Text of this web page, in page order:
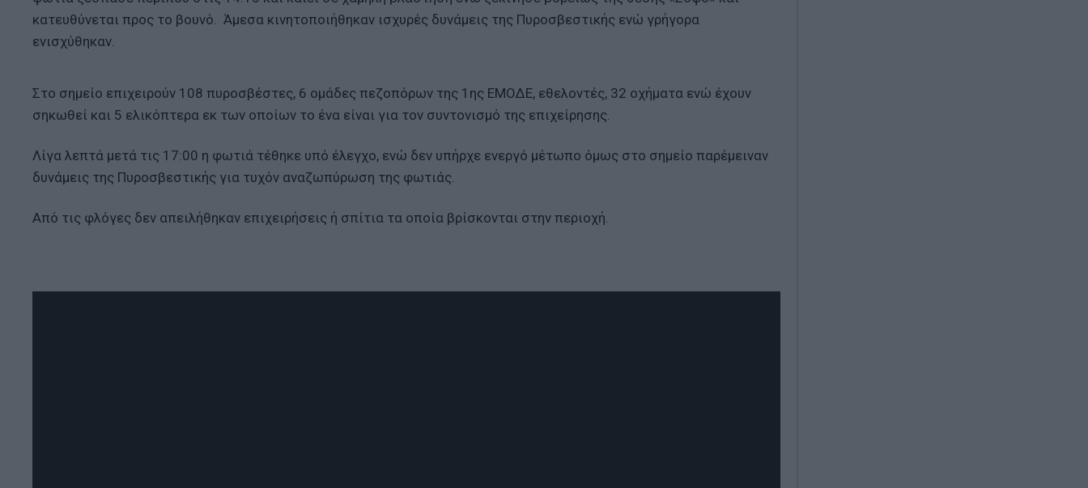
κατευθύνεται προς το βουνό. Άμεσα κινητοποιήθηκαν ισχυρές δυνάμεις της Πυροσβεστικής ενώ γρήγορα
ενισχύθηκαν.
Στο σημείο επιχειρούν 108 πυροσβέστες, 6 ομάδες πεζοπόρων της 1ης ΕΜΟΔΕ, εθελοντές, 32 οχήματα ενώ έχουν
σηκωθεί και 5 ελικόπτερα εκ των οποίων το ένα είναι για τον συντονισμό της επιχείρησης.
Λίγα λεπτά μετά τις 17:00 η φωτιά τέθηκε υπό έλεγχο, ενώ δεν υπήρχε ενεργό μέτωπο όμως στο σημείο παρέμειναν
δυνάμεις της Πυροσβεστικής για τυχόν αναζωπύρωση της φωτιάς.
Από τις φλόγες δεν απειλήθηκαν επιχειρήσεις ή σπίτια τα οποία βρίσκονται στην περιοχή.